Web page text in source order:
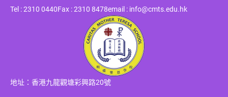
Tel : 2310 0440Fax : 2310 8478email : info@cmts.edu.hk
地址：香港九龍觀塘彩興路20號